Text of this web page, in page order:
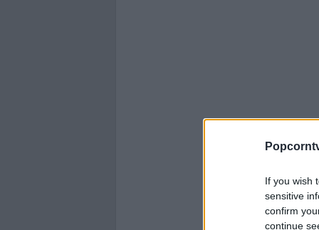
If you wish
sensitive
confirm
continue